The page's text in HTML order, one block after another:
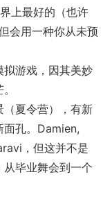
上最好的（也许
会用一种你从未预
游戏，因其美妙
夏令营），有新
面孔。Damien,
，但这并不是
毕业舞会到一个